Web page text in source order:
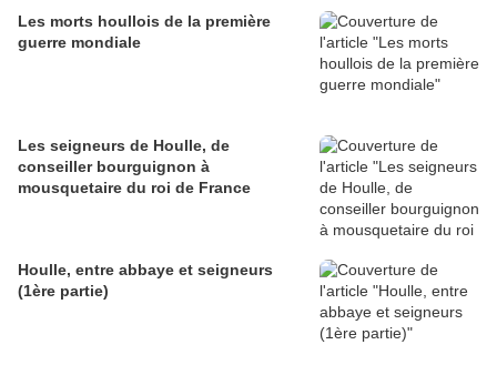
Les morts houllois de la première
guerre mondiale
Les seigneurs de Houlle, de
conseiller bourguignon à
mousquetaire du roi de France
Houlle, entre abbaye et seigneurs
(1ère partie)